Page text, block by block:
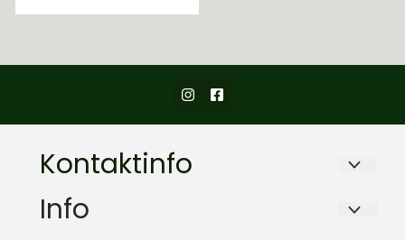
Kontaktinfo
ARMY & OUTDOOR AS
Info